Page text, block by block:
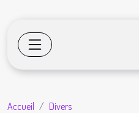
Accueil
Divers